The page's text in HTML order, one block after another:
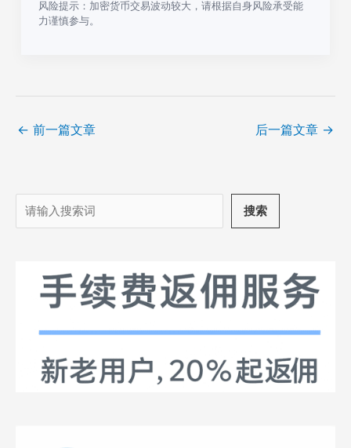
风险提示：加密货币交易波动较大，请根据自身风险承受能
力谨慎参与。
← 前一篇文章 后一篇文章 →
搜
索
搜索